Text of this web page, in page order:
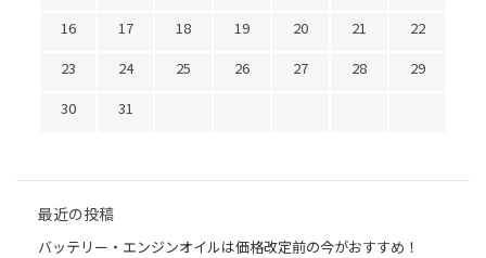
16
17 18 19 20 21
22
23
24 25 26 27 28
29
30
31
最近の投稿
バッテリー・エンジンオイルは価格改定前の今がおすすめ！